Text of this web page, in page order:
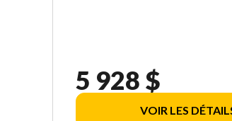
5 928 $
VOIR LES